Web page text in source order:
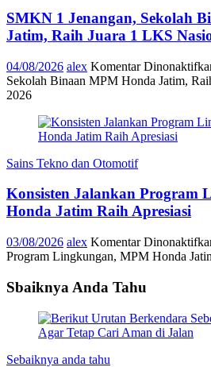
SMKN 1 Jenangan, Sekolah
Jatim, Raih Juara 1 LKS
04/08/2026 alex Komentar
Sekolah Binaan MPM Honda Jatim,
2026
Sains Tekno dan Otomotif
Konsisten Jalankan Program
Honda Jatim Raih Apresiasi
03/08/2026 alex Komentar
Program Lingkungan, MPM Honda
Sbaiknya Anda Tahu
Sebaiknya anda tahu